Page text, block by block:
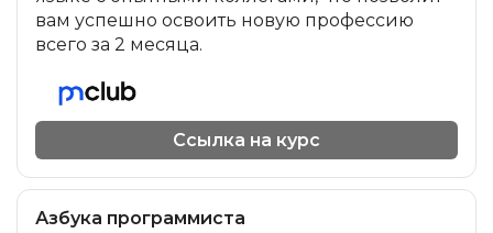
вам успешно освоить новую профессию
всего за 2 месяца.
Ссылка на курс
Азбука программиста